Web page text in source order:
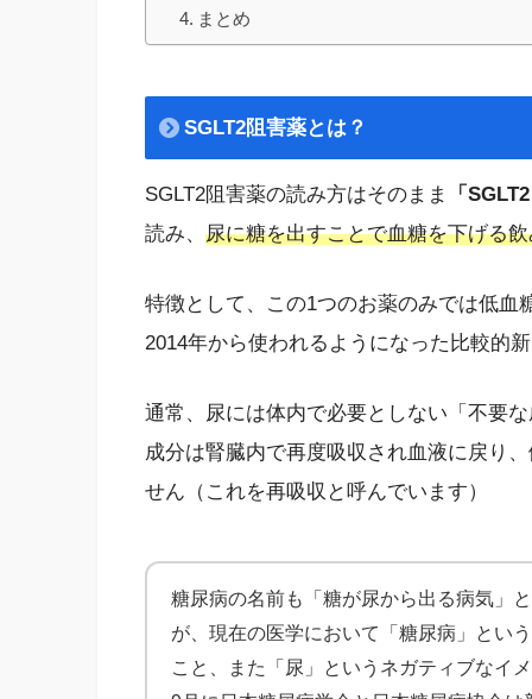
まとめ
SGLT2阻害薬とは？
SGLT2阻害薬の読み方はそのまま
「
読み、 尿に糖を出すことで血糖を下げる
特徴として、この1つのお薬のみでは低血
2014年から使われるようになった比較的
通常、尿には体内で必要としない「不要
成分は腎臓内で再度吸収され血液に戻り
せん（これを再吸収と呼んでいます）
糖尿病の名前も「糖が尿から出る病気」
が、現在の医学において「糖尿病」とい
こと、また「尿」というネガティブなイ